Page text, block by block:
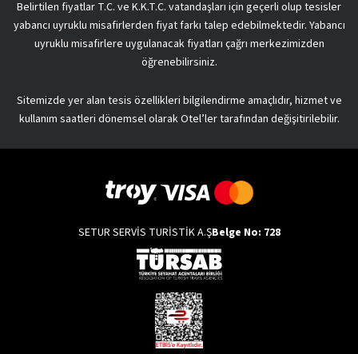
Belirtilen fiyatlar T.C. ve K.K.T.C. vatandaşları için geçerli olup tesisler
yabancı uyruklu misafirlerden fiyat farkı talep edebilmektedir. Yabancı
uyruklu misafirlere uygulanacak fiyatları çağrı merkezimizden
öğrenebilirsiniz.
Sitemizde yer alan tesis özellikleri bilgilendirme amaçlıdır, hizmet ve
kullanım saatleri dönemsel olarak Otel’ler tarafından değişitirilebilir.
SETUR SERVİS TURİSTİK A.ŞBelge No: 728